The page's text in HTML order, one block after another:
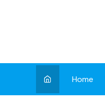
Home